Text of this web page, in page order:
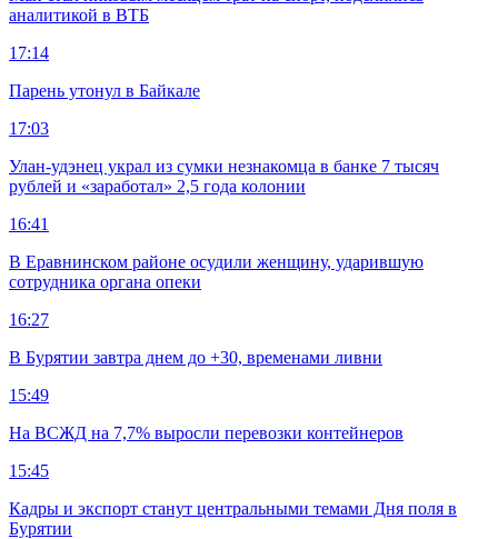
аналитикой в ВТБ
17:14
Парень утонул в Байкале
17:03
Улан-удэнец украл из сумки незнакомца в банке 7 тысяч
рублей и «заработал» 2,5 года колонии
16:41
В Еравнинском районе осудили женщину, ударившую
сотрудника органа опеки
16:27
В Бурятии завтра днем до +30, временами ливни
15:49
На ВСЖД на 7,7% выросли перевозки контейнеров
15:45
Кадры и экспорт станут центральными темами Дня поля в
Бурятии